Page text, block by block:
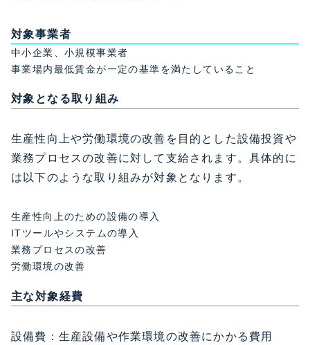
対象事業者
中小企業、小規模事業者
事業場内最低賃金が一定の基準を満たしていること
対象となる取り組み
生産性向上や労働環境の改善を目的とした設備投資や
業務プロセスの改善に対して支給されます。具体的に
は以下のような取り組みが対象となります。
生産性向上のための設備の導入
ITツールやシステムの導入
業務プロセスの改善
労働環境の改善
主な対象経費
設備費：生産設備や作業環境の改善にかかる費用